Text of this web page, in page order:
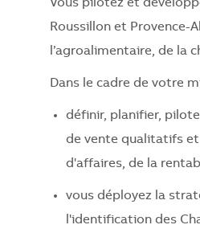
Vous pilotez et
Roussillon et Provence-
l’agroalimentaire, de la
Dans le cadre de votre
définir, planifier,
de vente qualitatifs
d'affaires, de la
vous déployez la
l'identification des